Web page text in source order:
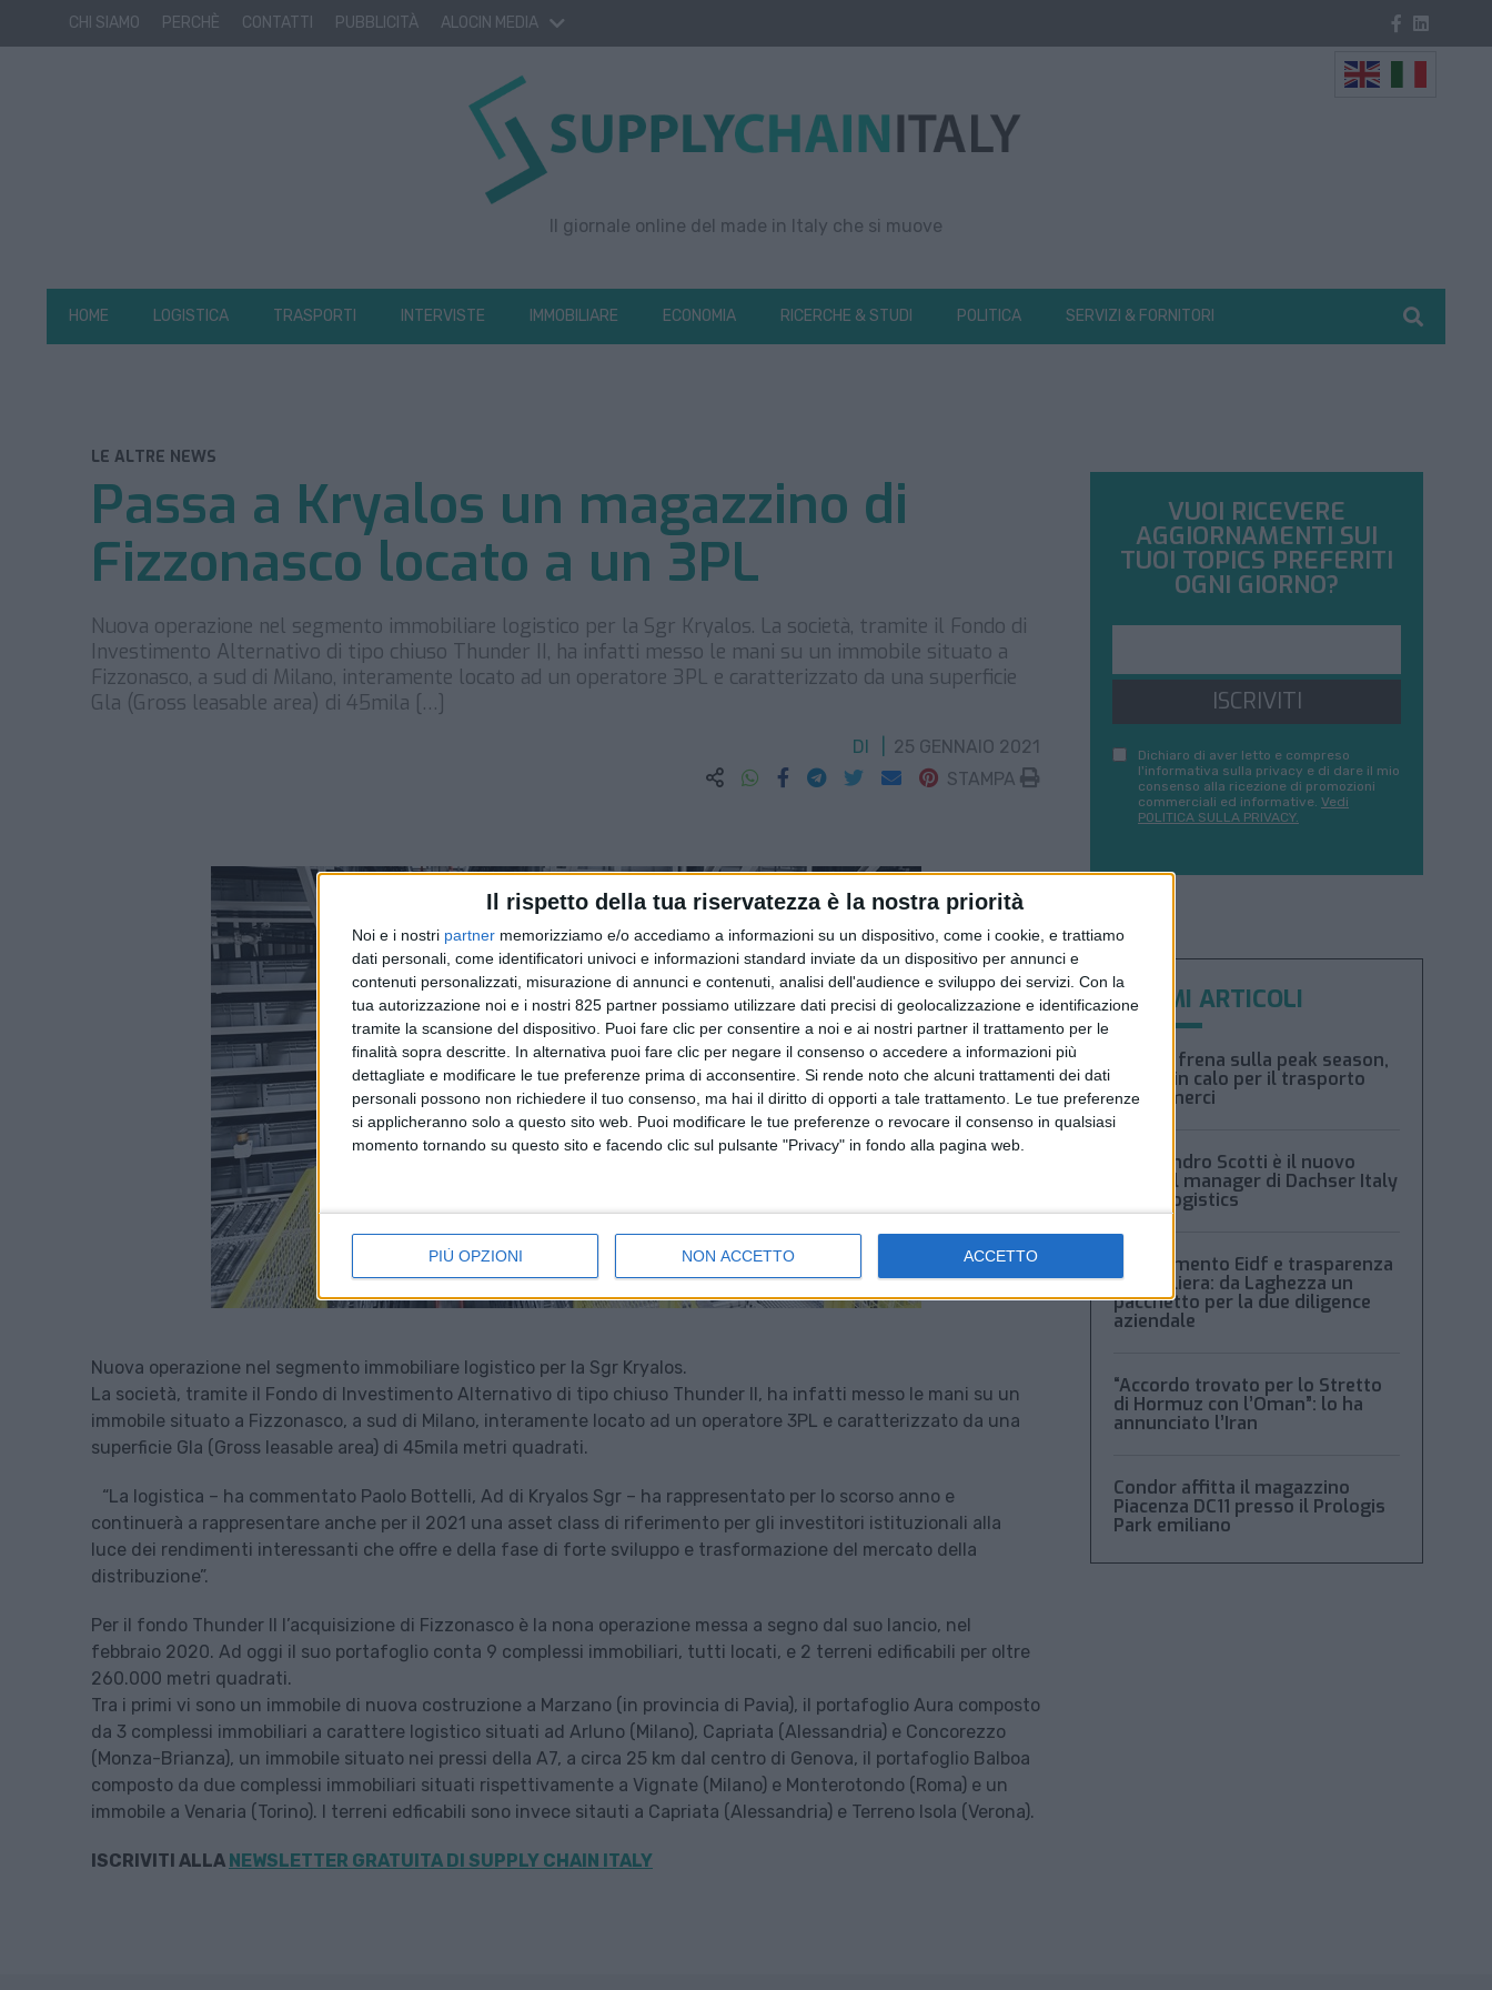
Il rispetto della tua riservatezza è la nostra priorità
Noi e i nostri partner memorizziamo e/o accediamo a informazioni su un dispositivo, come i cookie, e trattiamo
dati personali, come identificatori univoci e informazioni standard inviate da un dispositivo per annunci e
contenuti personalizzati, misurazione di annunci e contenuti, analisi dell'audience e sviluppo dei servizi. Con la
tua autorizzazione noi e i nostri 825 partner possiamo utilizzare dati precisi di geolocalizzazione e identificazione
tramite la scansione del dispositivo. Puoi fare clic per consentire a noi e ai nostri partner il trattamento per le
finalità sopra descritte. In alternativa puoi fare clic per negare il consenso o accedere a informazioni più
dettagliate e modificare le tue preferenze prima di acconsentire. Si rende noto che alcuni trattamenti dei dati
personali possono non richiedere il tuo consenso, ma hai il diritto di opporti a tale trattamento. Le tue preferenze
si applicheranno solo a questo sito web. Puoi modificare le tue preferenze o revocare il consenso in qualsiasi
momento tornando su questo sito e facendo clic sul pulsante "Privacy" in fondo alla pagina web.
PIÙ OPZIONI NON ACCETTO ACCETTO
CHI SIAMO PERCHÈ CONTATTI PUBBLICITÀ ALOCIN MEDIA
Il giornale online del made in Italy che si muove
HOME LOGISTICA TRASPORTI INTERVISTE IMMOBILIARE ECONOMIA RICERCHE & STUDI POLITICA SERVIZI & FORNITORI
LE ALTRE NEWS
Passa a Kryalos un magazzino di
Fizzonasco locato a un 3PL
Nuova operazione nel segmento immobiliare logistico per la Sgr Kryalos. La società, tramite il Fondo di
Investimento Alternativo di tipo chiuso Thunder II, ha infatti messo le mani su un immobile situato a
Fizzonasco, a sud di Milano, interamente locato ad un operatore 3PL e caratterizzato da una superficie
Gla (Gross leasable area) di 45mila […]
DI
25 GENNAIO 2021
STAMPA
Nuova operazione nel segmento immobiliare logistico per la Sgr Kryalos.
La società, tramite il Fondo di Investimento Alternativo di tipo chiuso Thunder II, ha infatti messo le mani su un
immobile situato a Fizzonasco, a sud di Milano, interamente locato ad un operatore 3PL e caratterizzato da una
superficie Gla (Gross leasable area) di 45mila metri quadrati.
“La logistica – ha commentato Paolo Bottelli, Ad di Kryalos Sgr – ha rappresentato per lo scorso anno e
continuerà a rappresentare anche per il 2021 una asset class di riferimento per gli investitori istituzionali alla
luce dei rendimenti interessanti che offre e della fase di forte sviluppo e trasformazione del mercato della
distribuzione”.
Per il fondo Thunder II l’acquisizione di Fizzonasco è la nona operazione messa a segno dal suo lancio, nel
febbraio 2020. Ad oggi il suo portafoglio conta 9 complessi immobiliari, tutti locati, e 2 terreni edificabili per oltre
260.000 metri quadrati.
Tra i primi vi sono un immobile di nuova costruzione a Marzano (in provincia di Pavia), il portafoglio Aura composto
da 3 complessi immobiliari a carattere logistico situati ad Arluno (Milano), Capriata (Alessandria) e Concorezzo
(Monza-Brianza), un immobile situato nei pressi della A7, a circa 25 km dal centro di Genova, il portafoglio Balboa
composto da due complessi immobiliari situati rispettivamente a Vignate (Milano) e Monterotondo (Roma) e un
immobile a Venaria (Torino). I terreni edficabili sono invece sitauti a Capriata (Alessandria) e Terreno Isola (Verona).
ISCRIVITI ALLA NEWSLETTER GRATUITA DI SUPPLY CHAIN ITALY
VUOI RICEVERE
AGGIORNAMENTI SUI
TUOI TOPICS PREFERITI
OGNI GIORNO?
ISCRIVITI
Dichiaro di aver letto e compreso
l'informativa sulla privacy e di dare il mio
consenso alla ricezione di promozioni
commerciali ed informative. Vedi
POLITICA SULLA PRIVACY.
ULTIMI ARTICOLI
Xeneta frena sulla peak season,
tariffe in calo per il trasporto
aereo merci
Alessandro Scotti è il nuovo
general manager di Dachser Italy
Food Logistics
Regolamento Eidf e trasparenza
della filiera: da Laghezza un
pacchetto per la due diligence
aziendale
“Accordo trovato per lo Stretto
di Hormuz con l’Oman”: lo ha
annunciato l’Iran
Condor affitta il magazzino
Piacenza DC11 presso il Prologis
Park emiliano